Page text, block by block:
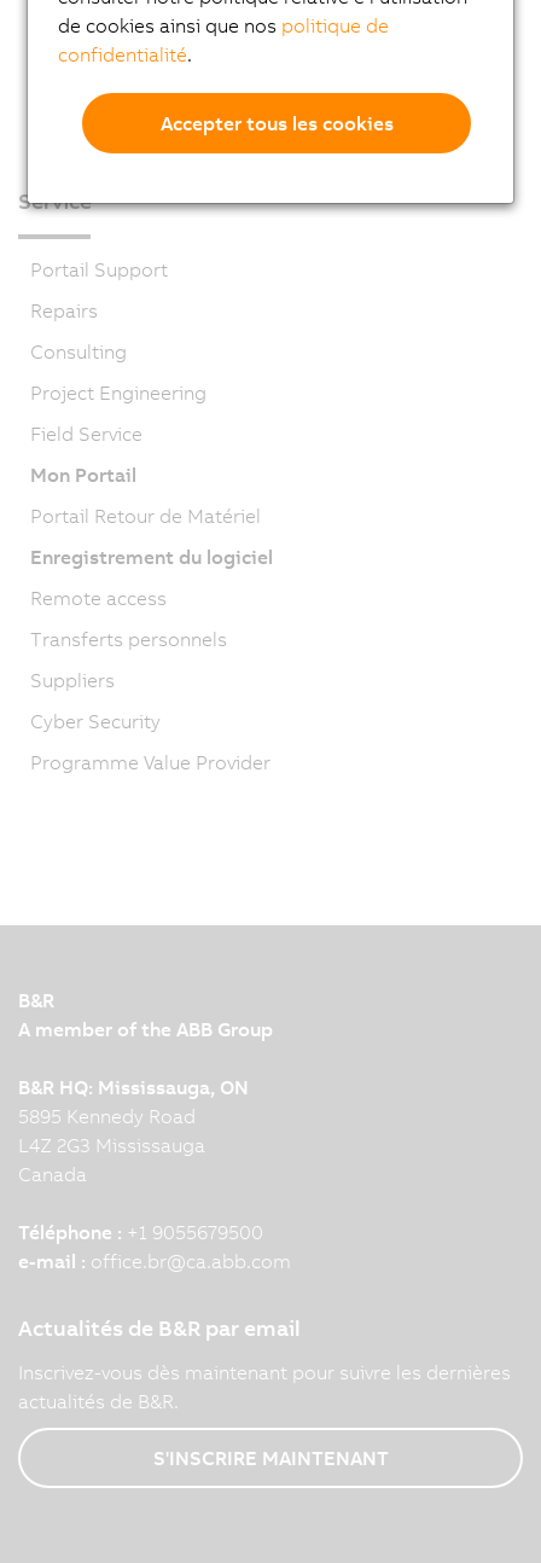
Service
Portail Support
Repairs
Consulting
Project Engineering
Field Service
Mon Portail
Portail Retour de Matériel
Enregistrement du logiciel
Remote access
Transferts personnels
Suppliers
Cyber Security
Programme Value Provider
B&R
A member of the ABB Group
B&R HQ: Mississauga, ON
5895 Kennedy Road
L4Z 2G3 Mississauga
Canada
Téléphone : +1 9055679500
e-mail : office.br@ca.abb.com
Actualités de B&R par email
Inscrivez-vous dès maintenant pour suivre les dernières
actualités de B&R.
S'INSCRIRE MAINTENANT
de cookies ainsi que nos politique de
confidentialité.
Accepter tous les cookies